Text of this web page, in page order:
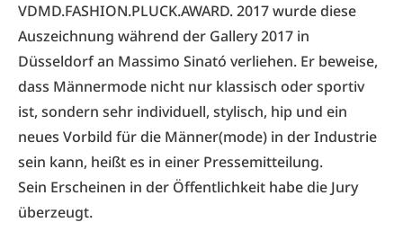
VDMD.FASHION.PLUCK.AWARD. 2017 wurde diese
Auszeichnung während der Gallery 2017 in
Düsseldorf an Massimo Sinató verliehen. Er beweise,
dass Männermode nicht nur klassisch oder sportiv
ist, sondern sehr individuell, stylisch, hip und ein
neues Vorbild für die Männer(mode) in der Industrie
sein kann, heißt es in einer Pressemitteilung.
Sein Erscheinen in der Öffentlichkeit habe die Jury
überzeugt.